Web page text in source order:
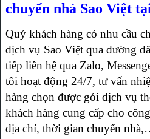
chuyển nhà Sao Việt
Quý khách hàng có nhu cầu
dịch vụ Sao Việt qua đường
tiếp liên hệ qua Zalo,
tôi hoạt động 24/7, tư vấn
hàng chọn được gói dịch vụ
khách hàng cung cấp cho
địa chỉ, thời gian chuyển